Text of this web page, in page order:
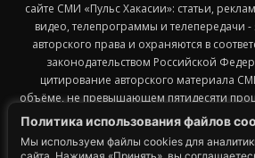
Политика использования файлов
Мы используем файлы cookies для
сайте СМИ «Пульс Хакасии»: статьи,
видео, телепрограммы и телепередачи
авторского права и охраняются в
законодательством Российской
цитирование авторского материала
объёме, не превышающем пятидесяти
публикации с обязательным
страницу заимствования материала.
размещаться в тексте цитируемого